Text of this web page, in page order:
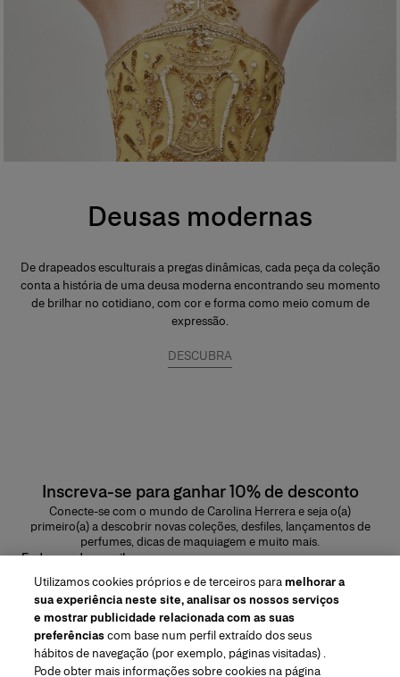
Deusas modernas
De drapeados esculturais a pregas dinâmicas, cada peça da coleção
conta a história de uma deusa moderna encontrando seu momento
de brilhar no cotidiano, com cor e forma como meio comum de
expressão.
DESCUBRA
Inscreva-se para ganhar 10% de desconto
Conecte-se com o mundo de Carolina Herrera e seja o(a)
primeiro(a) a descobrir novas coleções, desfiles, lançamentos de
perfumes, dicas de maquiagem e muito mais.
Endereço de e-mail
Utilizamos cookies próprios e de terceiros paramelhorar a
sua experiência neste site, analisar os nossos serviços
e mostrar publicidade relacionada com as suas
preferênciascom base num perfil extraído dos seus
hábitos de navegação (por exemplo, páginas visitadas) .
Pode obter mais informações sobre cookies na página